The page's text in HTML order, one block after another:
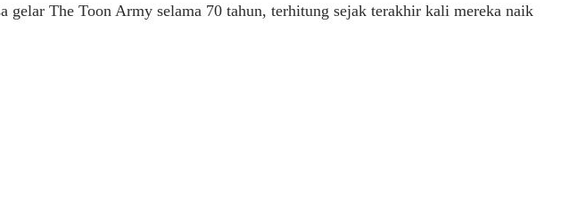
gelar The Toon Army selama 70 tahun, terhitung sejak terakhir kali mereka naik